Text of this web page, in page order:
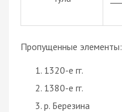
Пропущенные элементы:
1320-е гг.
1380-е гг.
р. Березина